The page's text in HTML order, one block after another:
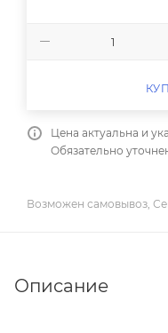
Цена актуальна и
Обязательно
Возможен самовывоз,
Описание